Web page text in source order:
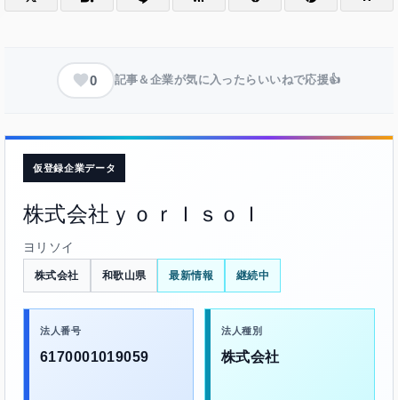
0 記事＆企業が気に入ったらいいねで応援👍
仮登録企業データ
株式会社ｙｏｒＩｓｏＩ
ヨリソイ
株式会社 和歌山県 最新情報 継続中
法人番号
6170001019059
法人種別
株式会社